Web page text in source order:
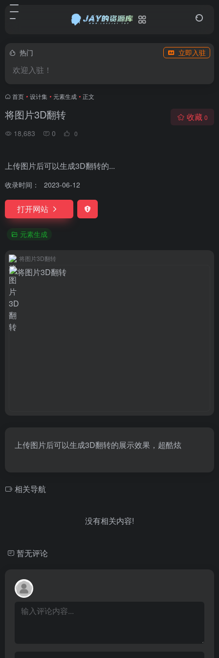
热门 立即入驻
欢迎入驻！
首页 • 设计集 • 元素生成 • 正文
将图片3D翻转
18,683 0 0
收藏 0
上传图片后可以生成3D翻转的...
收录时间： 2023-06-12
打开网站
元素生成
将图片3D翻转
上传图片后可以生成3D翻转的展示效果，超酷炫
相关导航
没有相关内容!
暂无评论